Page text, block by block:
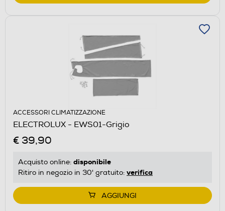
ACCESSORI CLIMATIZZAZIONE
ELECTROLUX - EWS01-Grigio
€ 39,90
Acquisto online: disponibile
Ritiro in negozio in 30' gratuito: verifica
AGGIUNGI